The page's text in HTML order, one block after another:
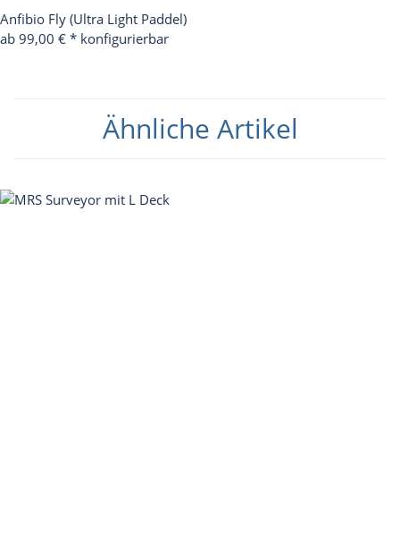
Anfibio Fly (Ultra Light Paddel)
ab 99,00 € * konfigurierbar
Ähnliche Artikel